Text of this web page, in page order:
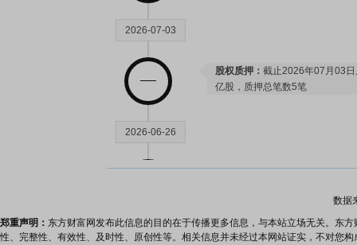
2026-07-03
股权质押： 截止2026年07月03
亿股，质押总笔数5笔
2026-06-26
2026-06-18
数据
郑重声明： 东方财富网发布此信息的目的在于传播更多信息，与本站立场无关。东
性、完整性、有效性、及时性、原创性等。相关信息并未经过本网站证实，不对您